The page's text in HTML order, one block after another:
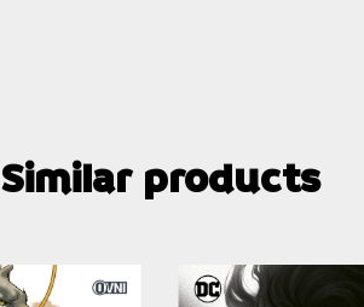
Similar products